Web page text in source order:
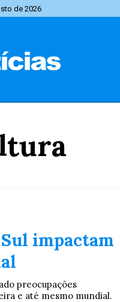
de 2026
impactam
preocupações
e até mesmo mundial.